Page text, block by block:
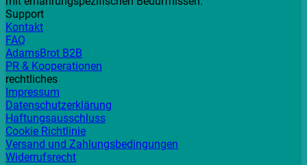
Support
Kontakt
FAQ
AdamsBrot B2B
PR & Kooperationen
rechtliches
Impressum
Datenschutzerklärung
Haftungsausschluss
Cookie Richtlinie
Versand und Zahlungsbedingungen
Widerrufsrecht